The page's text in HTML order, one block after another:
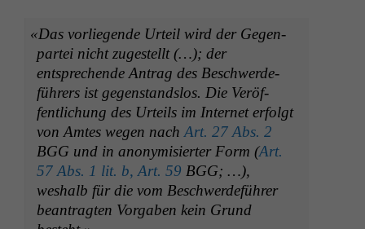
«Das vor­liegende Urteil wird der Gegen­
partei nicht zugestellt (…); der
entsprechende Antrag des Beschw­erde­
führers ist gegen­stand­s­los. Die Veröf­
fentlichung des Urteils im Inter­net erfol­gt
von Amtes wegen nach Art. 27 Abs. 2
BGG und in anonymisiert­er Form (Art.
57 Abs. 1 lit. b, Art. 59 BGG; …),
weshalb für die vom Beschw­erde­führer
beantragten Vor­gaben kein Grund